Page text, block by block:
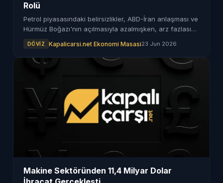
Rolü
Petrol piyasasındaki belirsizlikler, ABD-İran anlaşması ve
Hürmüz Boğazı'nın açılmasıyla azalmışken, arz fazlası
DÖVIZ Kapalicarsi.net Ekonomi Masasi23 Jun 2026
Makine Sektöründen 11,4 Milyar Dolar